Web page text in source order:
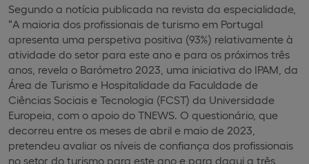
Segundo a notícia publicada na revista da especialidade,
“A maioria dos profissionais de turismo em Portugal
apresenta uma perspetiva positiva (93%) relativamente à
atividade do setor para este ano e para os próximos três
anos, revela o Barómetro 2023, uma iniciativa do IPAM, da
Área de Turismo e Hospitalidade da Faculdade de
Ciências Sociais e Tecnologia (FCST) da Universidade
Europeia, com o apoio do TNEWS. O questionário, que
decorreu entre os meses de abril e maio de 2023,
pretendeu avaliar os níveis de confiança dos profissionais
no setor do turismo para este ano e para daqui a três